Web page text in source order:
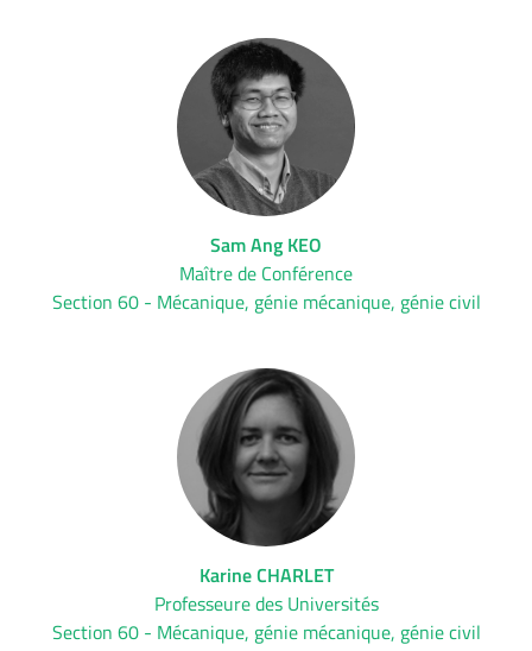
Sam Ang KEO
Maître de Conférence
Section 60 - Mécanique, génie mécanique, génie civil
Karine CHARLET
Professeure des Universités
Section 60 - Mécanique, génie mécanique, génie civil